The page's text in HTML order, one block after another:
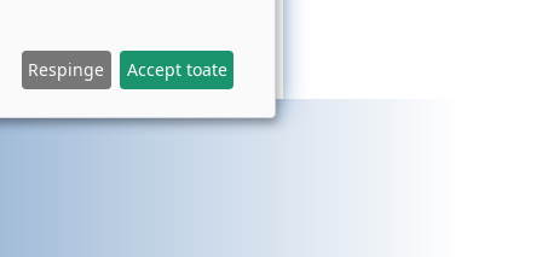
Respinge Accept toate